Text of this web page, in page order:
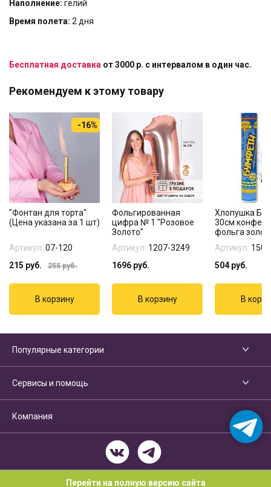
Наполнение: гелий
Время полета: 2 дня
Бесплатная доставка от 3000 р. с интервалом в один час.
Рекомендуем к этому товару
-16%
"Фонтан для торта"
(Цена указана за 1 шт)
Артикул: 07-120
215 руб. 255руб.
Фольгированная
цифра № 1 "Розовое
Золото"
Артикул: 1207-3249
1696 руб.
Хлопушка
30см
фольга
Артикул:
504 руб.
Популярные категории
Сервисы и помощь
Компания
Перейти на полную версию сайта